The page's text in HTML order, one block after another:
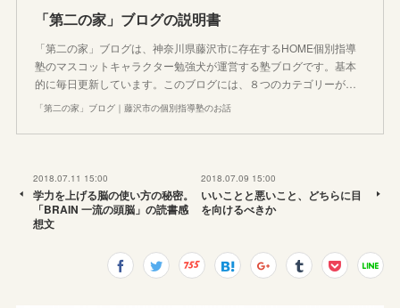
「第二の家」ブログの説明書
「第二の家」ブログは、神奈川県藤沢市に存在するHOME個別指導
塾のマスコットキャラクター勉強犬が運営する塾ブログです。基本
的に毎日更新しています。このブログには、８つのカテゴリーが…
「第二の家」ブログ｜藤沢市の個別指導塾のお話
2018.07.11 15:00
学力を上げる脳の使い方の秘密。
「BRAIN 一流の頭脳」の読書感
想文
2018.07.09 15:00
いいことと悪いこと、どちらに目
を向けるべきか